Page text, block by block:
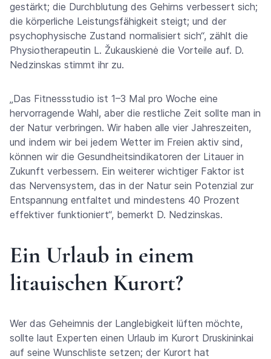
gestärkt; die Durchblutung des Gehirns verbessert sich;
die körperliche Leistungsfähigkeit steigt; und der
psychophysische Zustand normalisiert sich“, zählt die
Physiotherapeutin L. Žukauskienė die Vorteile auf. D.
Nedzinskas stimmt ihr zu.
„Das Fitnessstudio ist 1–3 Mal pro Woche eine
hervorragende Wahl, aber die restliche Zeit sollte man in
der Natur verbringen. Wir haben alle vier Jahreszeiten,
und indem wir bei jedem Wetter im Freien aktiv sind,
können wir die Gesundheitsindikatoren der Litauer in
Zukunft verbessern. Ein weiterer wichtiger Faktor ist
das Nervensystem, das in der Natur sein Potenzial zur
Entspannung entfaltet und mindestens 40 Prozent
effektiver funktioniert“, bemerkt D. Nedzinskas.
Ein Urlaub in einem
litauischen Kurort?
Wer das Geheimnis der Langlebigkeit lüften möchte,
sollte laut Experten einen Urlaub im Kurort Druskininkai
auf seine Wunschliste setzen; der Kurort hat